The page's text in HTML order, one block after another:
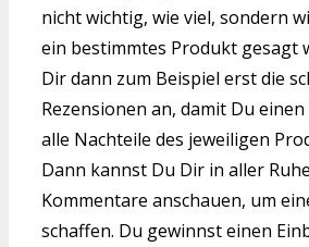
nicht wichtig, wie viel, sondern
ein bestimmtes Produkt gesagt
Dir dann zum Beispiel erst die
Rezensionen an, damit Du
alle Nachteile des jeweiligen
Dann kannst Du Dir in aller
Kommentare anschauen, um
schaffen. Du gewinnst einen